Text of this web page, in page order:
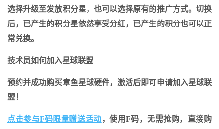
选择升级至发放积分星，也可以选择原有的推广方式。切换
后，已产生的积分星依然享受分红，已产生的积分也可以正
常兑换。
技术员如何加入星球联盟
预约并成功购买章鱼星球硬件，激活后即可申请加入星球联
盟！
点击参与F码限量赠送活动，使用F码，无需抢购，直接购